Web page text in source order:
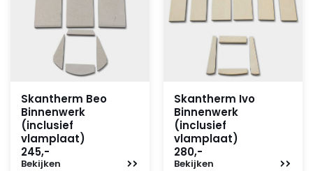
Skantherm Beo
Binnenwerk
(inclusief
vlamplaat)
245,-
Bekijken
Skantherm Ivo
Binnenwerk
(inclusief
vlamplaat)
280,-
Bekijken